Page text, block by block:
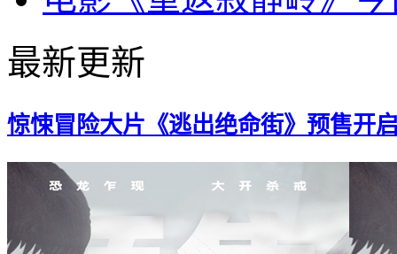
最新更新
惊悚冒险大片《逃出绝命街》预售开